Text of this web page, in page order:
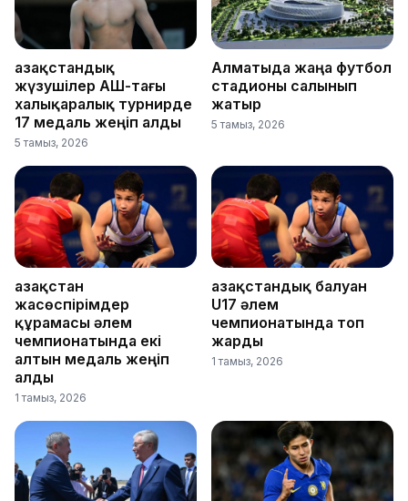
Қазақстандық
жүзушілер АҚШ-тағы
халықаралық турнирде
17 медаль жеңіп алды
5 тамыз, 2026
Алматыда жаңа футбол
стадионы салынып
жатыр
5 тамыз, 2026
Қазақстан
жасөспірімдер
құрамасы әлем
чемпионатында екі
алтын медаль жеңіп
алды
1 тамыз, 2026
Қазақстандық балуан
U17 әлем
чемпионатында топ
жарды
1 тамыз, 2026